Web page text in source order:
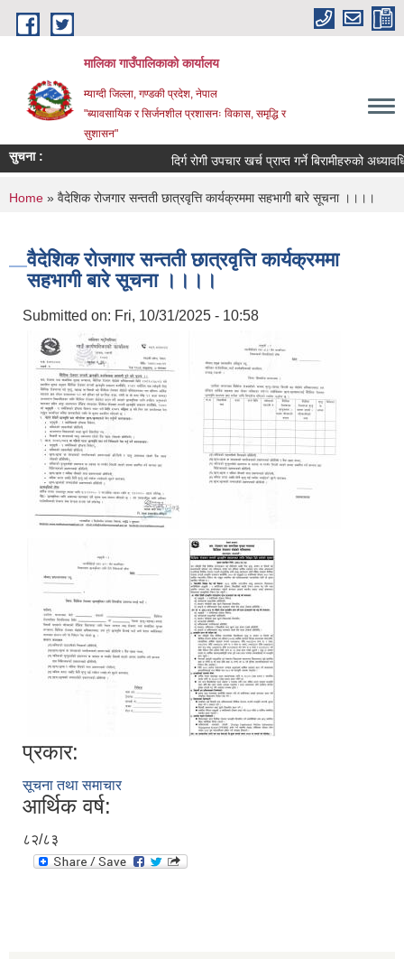
Skip to main content
मालिका गाउँपालिकाको कार्यालय
म्याग्दी जिल्ला, गण्डकी प्रदेश, नेपाल
"ब्यावसायिक र सिर्जनशील प्रशासनः विकास, समृद्धि र
सुशासन"
सुचना : दिर्ग रोगी उपचार खर्च प्राप्त गर्ने बिरामीहरुको
You are here
Home » वैदेशिक रोजगार सन्तती छात्रवृत्ति कार्यक्रममा सहभागी बारे सूचना ।।।।
वैदेशिक रोजगार सन्तती छात्रवृत्ति कार्यक्रममा
सहभागी बारे सूचना ।।।।
Submitted on: Fri, 10/31/2025 - 10:58
प्रकार:
सूचना तथा समाचार
आर्थिक वर्ष:
८२/८३